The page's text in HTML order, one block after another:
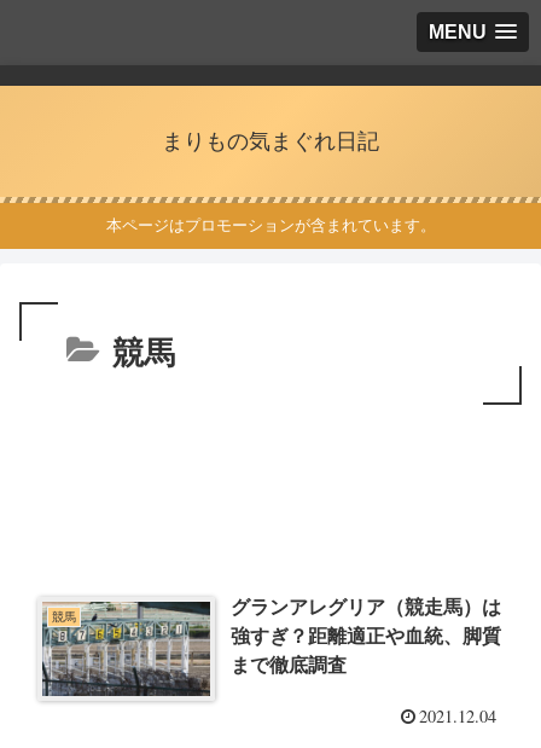
MENU
まりもの気まぐれ日記
本ページはプロモーションが含まれています。
競馬
競馬
グランアレグリア（競走馬）は
強すぎ？距離適正や血統、脚質
まで徹底調査
2021.12.04